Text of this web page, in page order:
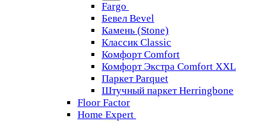
Fargo
Бевел Bevel
Камень (Stone)
Классик Classic
Комфорт Comfort
Комфорт Экстра Comfort XXL
Паркет Parquet
Штучный паркет Herringbone
Floor Factor
Home Expert